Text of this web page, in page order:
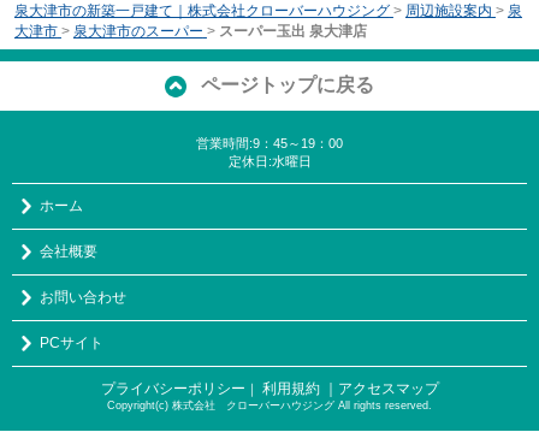
泉大津市の新築一戸建て｜株式会社クローバーハウジング > 周辺施設案内 > 泉
大津市 > 泉大津市のスーパー > スーパー玉出 泉大津店
ページトップに戻る
営業時間:9：45～19：00
定休日:水曜日
ホーム
会社概要
お問い合わせ
PCサイト
プライバシーポリシー ｜ 利用規約 ｜アクセスマップ
Copyright(c) 株式会社 クローバーハウジング All rights reserved.